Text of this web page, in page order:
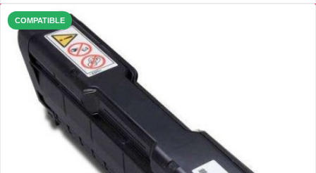
COMPATIBLE